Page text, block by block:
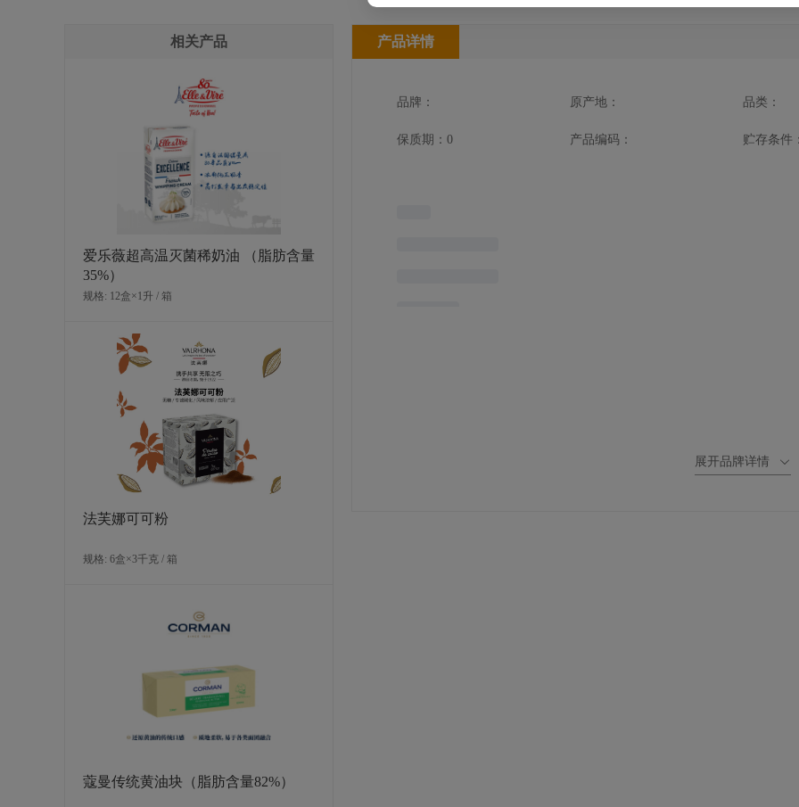
相关产品
爱乐薇超高温灭菌稀奶油 （脂肪含量
35%）
规格: 12盒×1升 / 箱
法芙娜可可粉
规格: 6盒×3千克 / 箱
蔻曼传统黄油块（脂肪含量82%）
产品详情
品牌： 原产地： 品类：
保质期：0 产品编码： 贮存条件：
展开品牌详情